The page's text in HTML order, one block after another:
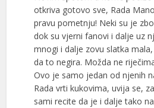
otkriva gotovo sve, Rada
pravu pometnju! Neki su je
dok su vjerni fanovi i dalje uz
mnogi i dalje zovu slatka
da to negira. Možda ne
Ovo je samo jedan od njenih
Rada vrti kukovima, uvija se,
sami recite da je i dalje tako